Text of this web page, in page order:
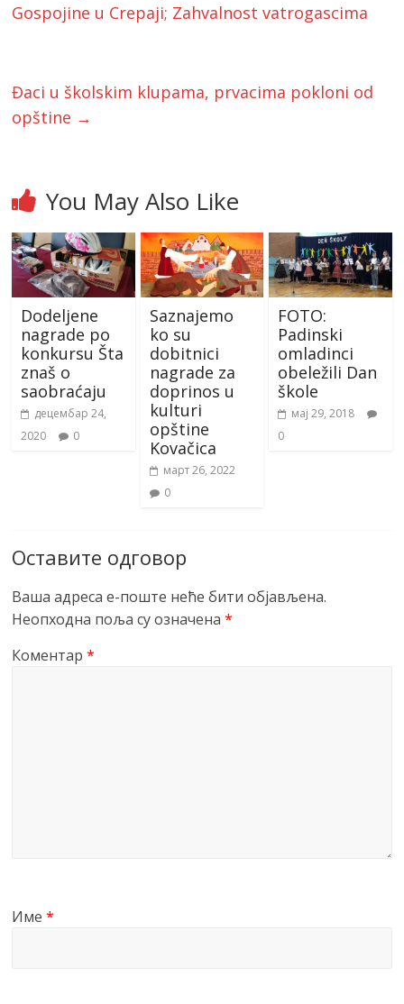
Gospojine u Crepaji; Zahvalnost vatrogascima
Đaci u školskim klupama, prvacima pokloni od
opštine →
You May Also Like
Dodeljene
nagrade po
konkursu Šta
znaš o
saobraćaju
децембар 24,
2020
0
Saznajemo
ko su
dobitnici
nagrade za
doprinos u
kulturi
opštine
Kovačica
март 26, 2022
0
FOTO:
Padinski
omladinci
obeležili Dan
škole
мај 29, 2018
0
Оставите одговор
Ваша адреса е-поште неће бити објављена.
Неопходна поља су означена*
Коментар*
Име*